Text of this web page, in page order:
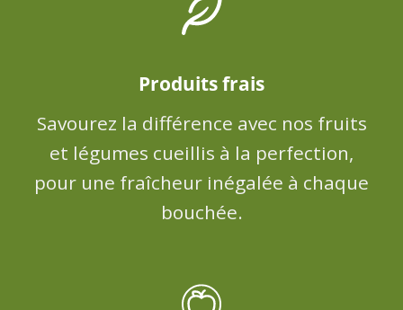
Produits frais
Savourez la différence avec nos fruits
et légumes cueillis à la perfection,
pour une fraîcheur inégalée à chaque
bouchée.